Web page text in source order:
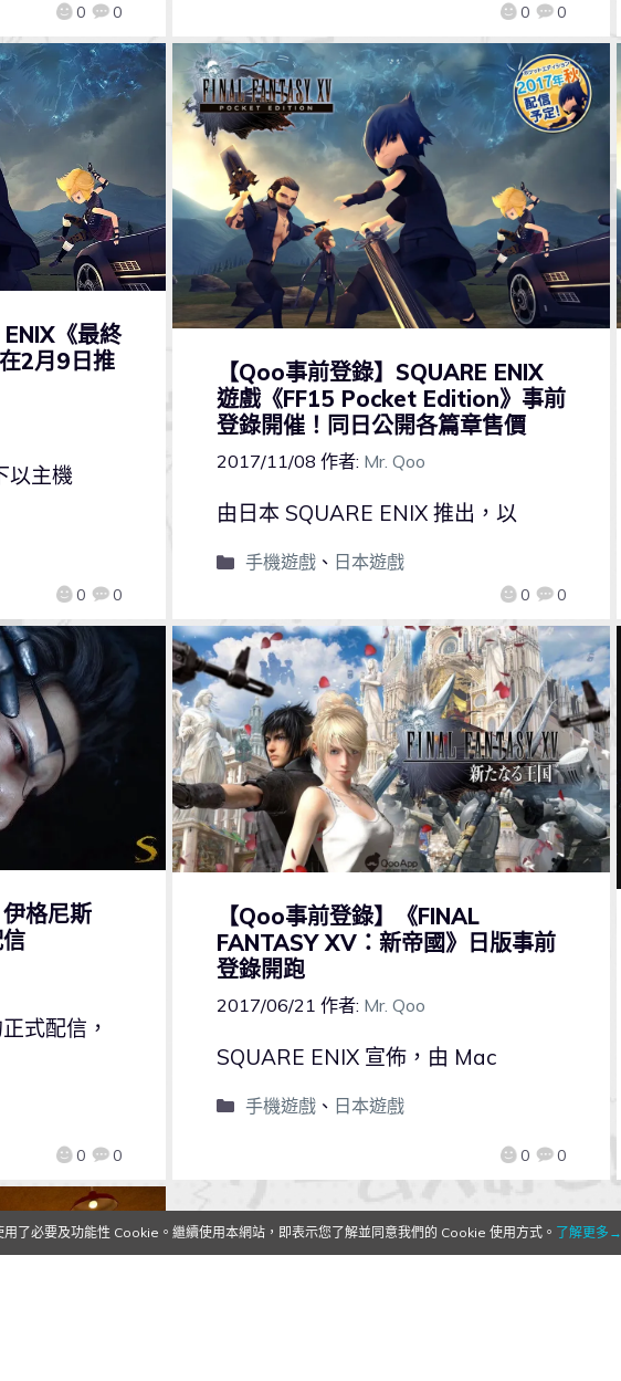
0 0 0 0
ENIX《最終
2月9日推
0 0
以主機
【Qoo事前登錄】SQUARE ENIX
遊戲《FF15 Pocket Edition》事前
登錄開催！同日公開各篇章售價
2017/11/08 作者: Mr. Qoo
0 0
由日本 SQUARE ENIX 推出，以
手機遊戲、 日本遊戲
格尼斯
0 0
式配信，
【Qoo事前登錄】《FINAL
FANTASY XV：新帝國》日版事前
登錄開跑
2017/06/21 作者: Mr. Qoo
0 0
SQUARE ENIX 宣佈，由 Mac
手機遊戲、 日本遊戲
了必要及功能性 Cookie。繼續使用本網站，即表示您了解並同意我們的 Cookie 使用方式。 了解更多→